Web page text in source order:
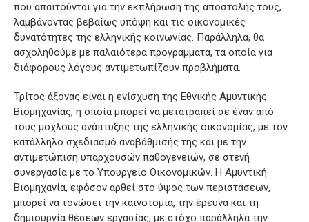
που απαιτούνται για την εκπλήρωση της αποστολής τους,
λαμβάνοντας βεβαίως υπόψη και τις οικονομικές
δυνατότητες της ελληνικής κοινωνίας. Παράλληλα, θα
ασχοληθούμε με παλαιότερα προγράμματα, τα οποία για
διάφορους λόγους αντιμετωπίζουν προβλήματα.
Τρίτος άξονας είναι η ενίσχυση της Εθνικής Αμυντικής
Βιομηχανίας, η οποία μπορεί να μετατραπεί σε έναν από
τους μοχλούς ανάπτυξης της ελληνικής οικονομίας, με τον
κατάλληλο σχεδιασμό αναβάθμισής της και με την
αντιμετώπιση υπαρχουσών παθογενειών, σε στενή
συνεργασία με το Υπουργείο Οικονομικών. Η Αμυντική
Βιομηχανία, εφόσον αρθεί στο ύψος των περιστάσεων,
μπορεί να τονώσει την καινοτομία, την έρευνα και τη
δημιουργία θέσεων εργασίας, με στόχο παράλληλα την